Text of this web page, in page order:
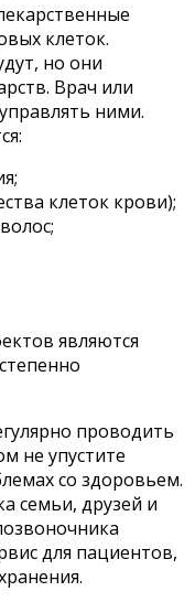
клеток.
но они
Врач или
ними.
клеток крови);
являются
проводить
не упустите
со здоровьем.
семьи, друзей и
для пациентов,